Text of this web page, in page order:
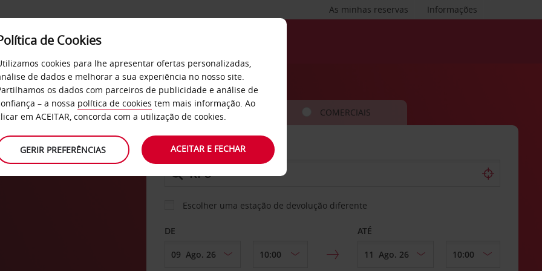
Informações
As minhas reservas
SERVIÇOS EMPRESAS
CARRO COMERCIAIS
LEVANTAR EM
Escolher uma estação de devolução diferente
DE ATÉ
de Cookies
cookies para lhe apresentar ofertas personalizadas,
de dados e melhorar a sua experiência no nosso site.
os dados com parceiros de publicidade e análise de
– a nossa política de cookies tem mais informação. Ao
em ACEITAR, concorda com a utilização de cookies.
GERIR PREFERÊNCIAS ACEITAR E FECHAR